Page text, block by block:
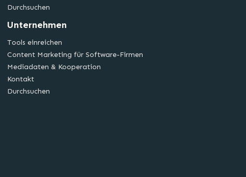
Durchsuchen
Unternehmen
Tools einreichen
Content Marketing für Software-Firmen
Mediadaten & Kooperation
Kontakt
Durchsuchen